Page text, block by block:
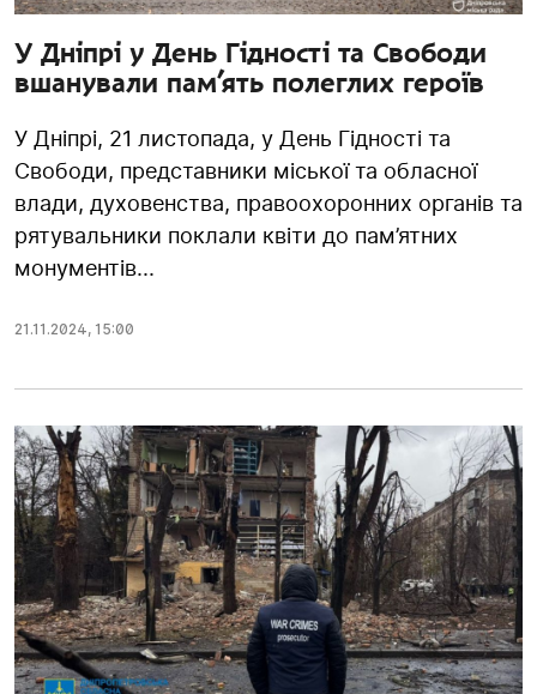
У Дніпрі у День Гідності та Свободи
вшанували пам’ять полеглих героїв
У Дніпрі, 21 листопада, у День Гідності та
Свободи, представники міської та обласної
влади, духовенства, правоохоронних органів та
рятувальники поклали квіти до пам’ятних
монументів...
21.11.2024, 15:00